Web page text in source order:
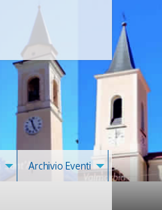
Archivio Eventi